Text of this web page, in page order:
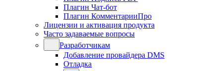
Плагин Чат-бот
Плагин КомментарииПро
Лицензии и активация продукта
Часто задаваемые вопросы
Разработчикам
Добавление провайдера DMS
Отладка